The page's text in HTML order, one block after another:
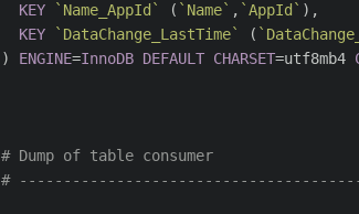
KEY
`Name_AppId` ( `Name` , `AppId` ),
KEY
`DataChange_LastTime` (
) ENGINE=InnoDB DEFAULT CHARSET=utf8mb4
# Dump of table consumer
#